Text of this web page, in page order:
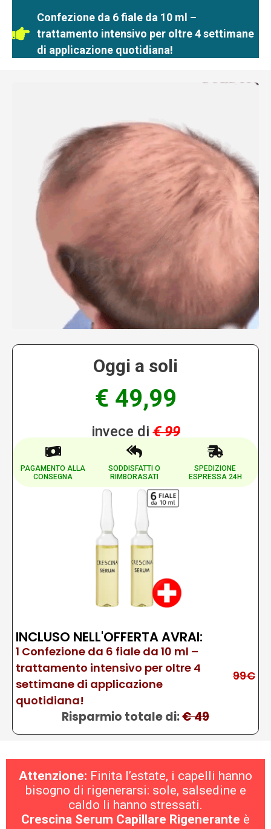
Confezione da 6 fiale da 10 ml –
trattamento intensivo per oltre 4 settimane
di applicazione quotidiana!
Oggi a soli
€ 49,99
invece di€ 99
PAGAMENTO ALLA
CONSEGNA
SODDISFATTI O
RIMBORASATI
SPEDIZIONE
ESPRESSA 24H
INCLUSO NELL'OFFERTA AVRAI:
1 Confezione da 6 fiale da 10 ml –
trattamento intensivo per oltre 4
settimane di applicazione
quotidiana!
99€
Risparmio totale di:€ 49
Attenzione: Finita l’estate, i capelli hanno
bisogno di rigenerarsi: sole, salsedine e
caldo li hanno stressati.
Crescina Serum Capillare Rigenerante è